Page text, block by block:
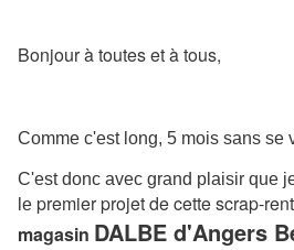
Bonjour à toutes et à tous,
Comme c'est long, 5 mois sans se
C'est donc avec grand plaisir que
le premier projet de cette scrap-
magasin DALBE d'Angers